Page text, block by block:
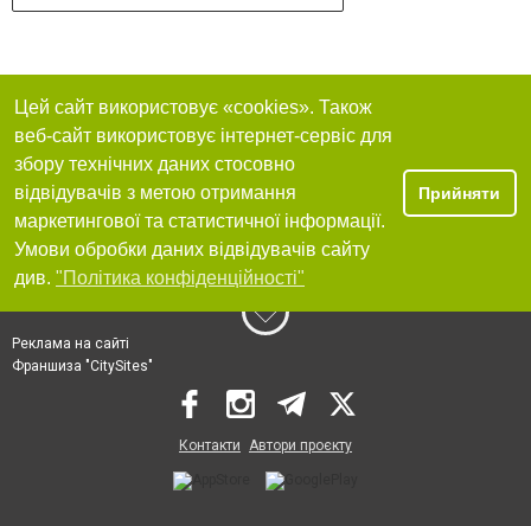
Цей сайт використовує «cookies». Також
веб-сайт використовує інтернет-сервіс для
збору технічних даних стосовно
відвідувачів з метою отримання
маркетингової та статистичної інформації.
Умови обробки даних відвідувачів сайту
див. "Політика конфіденційності"
Прийняти
Реклама на сайті
Франшиза "CitySites"
Контакти Автори проєкту